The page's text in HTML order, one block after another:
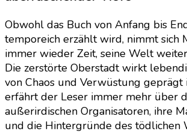
Obwohl das Buch von Anfang bis
temporeich erzählt wird, nimmt sich
immer wieder Zeit, seine Welt
Die zerstörte Oberstadt wirkt
von Chaos und Verwüstung geprägt
erfährt der Leser immer mehr über
außerirdischen Organisatoren, ihre
und die Hintergründe des tödlichen